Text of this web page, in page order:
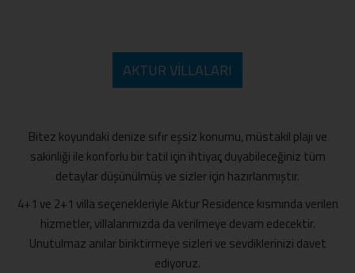
AKTUR VILLALARI
Bitez koyundaki denize sıfır eşsiz konumu, müstakil plajı ve
sakinliği ile konforlu bir tatil için ihtiyaç duyabileceğiniz tüm
detaylar düşünülmüş ve sizler için hazırlanmıştır.
4+1 ve 2+1 villa seçenekleriyle Aktur Residence kısmında verilen
hizmetler, villalarımızda da verilmeye devam edecektir.
Unutulmaz anılar biriktirmeye sizleri ve sevdiklerinizi davet
ediyoruz.